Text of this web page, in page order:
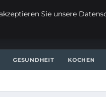
GESUNDHEIT KOCHEN
Sie unsere